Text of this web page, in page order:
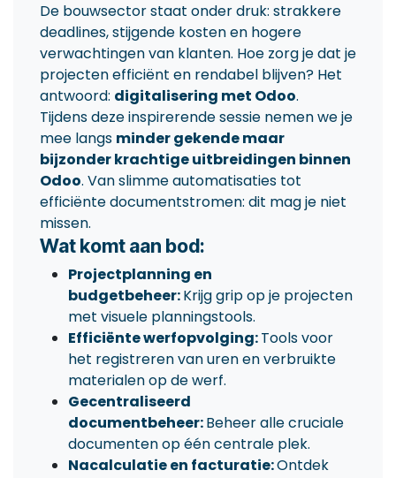
De bouwsector staat onder druk: strakkere
deadlines, stijgende kosten en hogere
verwachtingen van klanten. Hoe zorg je dat je
projecten efficiënt en rendabel blijven? Het
antwoord: digitalisering met Odoo.
Tijdens deze inspirerende sessie nemen we je
mee langs minder gekende maar
bijzonder krachtige uitbreidingen binnen
Odoo. Van slimme automatisaties tot
efficiënte documentstromen: dit mag je niet
missen.
Wat komt aan bod:
Projectplanning en
budgetbeheer:Krijg grip op je projecten
met visuele planningstools.
Efficiënte werfopvolging:Tools voor
het registreren van uren en verbruikte
materialen op de werf.
Gecentraliseerd
documentbeheer:Beheer alle cruciale
documenten op één centrale plek.
Nacalculatie en facturatie:Ontdek